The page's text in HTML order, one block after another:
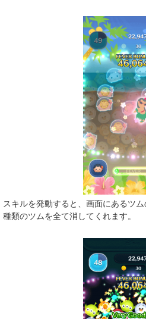
スキルを発動すると、画面にあるツ
種類のツムを全て消してくれます。